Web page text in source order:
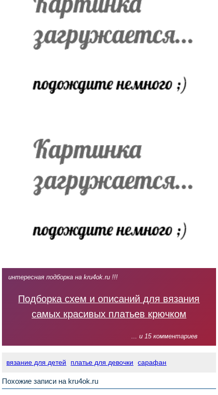
интересная подборка на kru4ok.ru !!!
Подборка схем и описаний для вязания
самых красивых платьев крючком
... и 15 комментариев
вязание для детей платье для девочки сарафан
Похожие записи на kru4ok.ru